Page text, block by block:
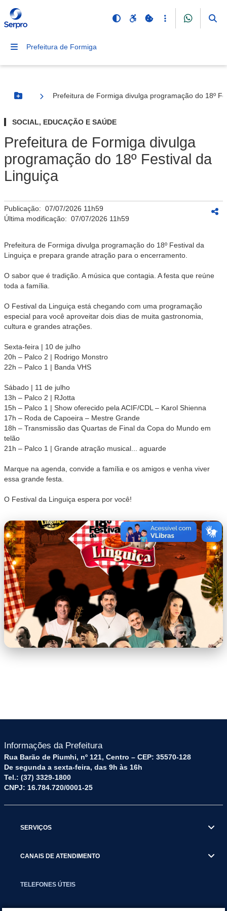
Prefeitura de Formiga
Botão Menu
Prefeitura de Formiga divulga programação do 18º
SOCIAL, EDUCAÇÃO E SAÚDE
Prefeitura de Formiga divulga
programação do 18º Festival da
Linguiça
Publicação: 07/07/2026 11h59
Última modificação: 07/07/2026 11h59
Prefeitura de Formiga divulga programação do 18º Festival da
Linguiça e prepara grande atração para o encerramento.
O sabor que é tradição. A música que contagia. A festa que reúne
toda a família.
O Festival da Linguiça está chegando com uma programação
especial para você aproveitar dois dias de muita gastronomia,
cultura e grandes atrações.
Sexta-feira | 10 de julho
20h – Palco 2 | Rodrigo Monstro
22h – Palco 1 | Banda VHS
Sábado | 11 de julho
13h – Palco 2 | RJotta
15h – Palco 1 | Show oferecido pela ACIF/CDL – Karol Shienna
17h – Roda de Capoeira – Mestre Grande
18h – Transmissão das Quartas de Final da Copa do Mundo em
telão
21h – Palco 1 | Grande atração musical... aguarde
Marque na agenda, convide a família e os amigos e venha viver
essa grande festa.
O Festival da Linguiça espera por você!
Informações da Prefeitura
Rua Barão de Piumhi, nº 121, Centro – CEP: 35570-128
De segunda a sexta-feira, das 9h às 16h
Tel.: (37) 3329-1800
CNPJ: 16.784.720/0001-25
SERVIÇOS
CANAIS DE ATENDIMENTO
TELEFONES ÚTEIS